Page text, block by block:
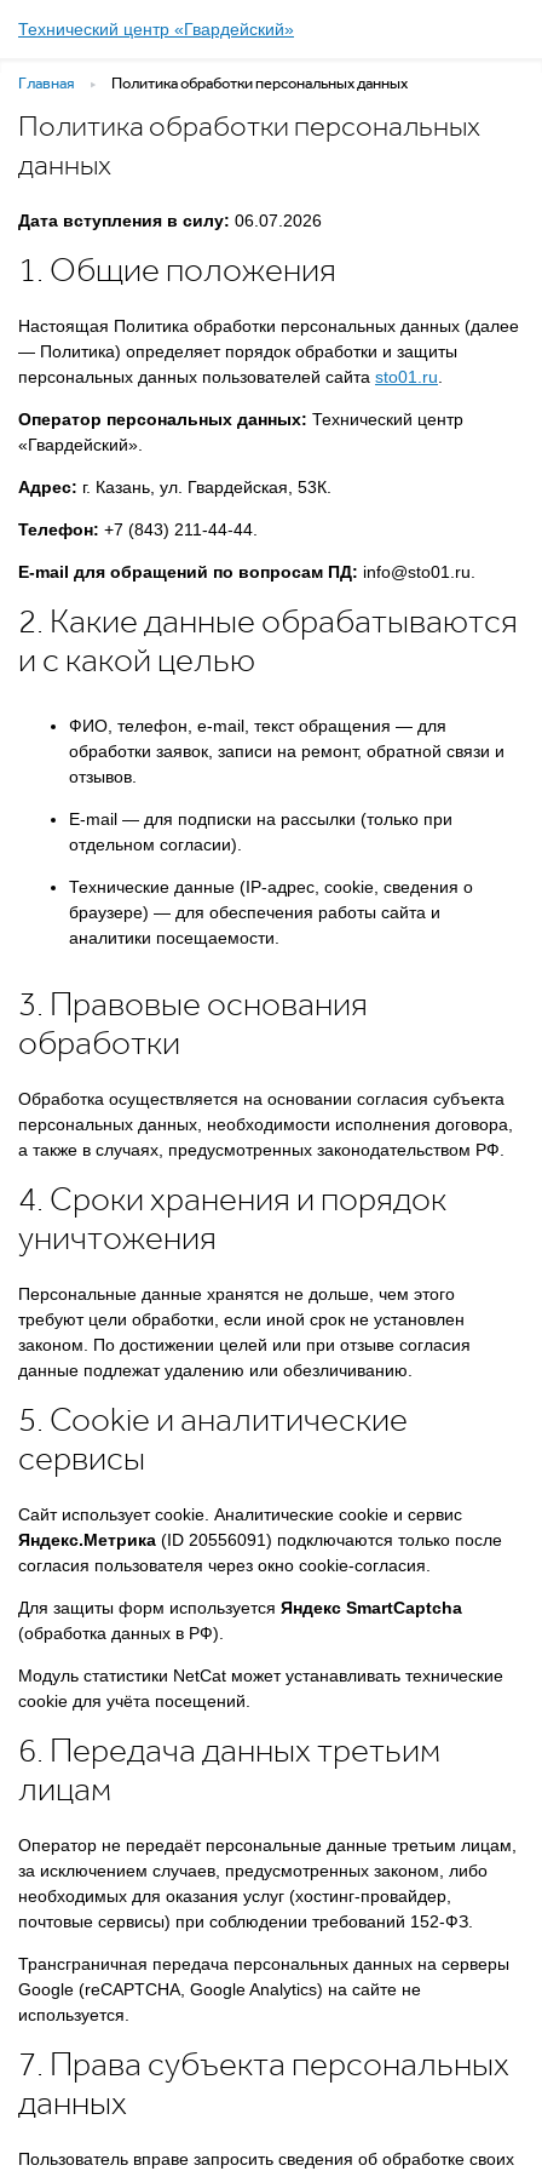
Технический центр «Гвардейский»
Главная Политика обработки персональных данных
Политика обработки персональных
данных
Дата вступления в силу: 06.07.2026
1. Общие положения
Настоящая Политика обработки персональных данных (далее
— Политика) определяет порядок обработки и защиты
персональных данных пользователей сайта sto01.ru.
Оператор персональных данных: Технический центр
«Гвардейский».
Адрес: г. Казань, ул. Гвардейская, 53К.
Телефон: +7 (843) 211-44-44.
E-mail для обращений по вопросам ПД: info@sto01.ru.
2. Какие данные обрабатываются
и с какой целью
ФИО, телефон, e-mail, текст обращения — для
обработки заявок, записи на ремонт, обратной связи и
отзывов.
E-mail — для подписки на рассылки (только при
отдельном согласии).
Технические данные (IP-адрес, cookie, сведения о
браузере) — для обеспечения работы сайта и
аналитики посещаемости.
3. Правовые основания
обработки
Обработка осуществляется на основании согласия субъекта
персональных данных, необходимости исполнения договора,
а также в случаях, предусмотренных законодательством РФ.
4. Сроки хранения и порядок
уничтожения
Персональные данные хранятся не дольше, чем этого
требуют цели обработки, если иной срок не установлен
законом. По достижении целей или при отзыве согласия
данные подлежат удалению или обезличиванию.
5. Cookie и аналитические
сервисы
Сайт использует cookie. Аналитические cookie и сервис
Яндекс.Метрика (ID 20556091) подключаются только после
согласия пользователя через окно cookie-согласия.
Для защиты форм используется Яндекс SmartCaptcha
(обработка данных в РФ).
Модуль статистики NetCat может устанавливать технические
cookie для учёта посещений.
6. Передача данных третьим
лицам
Оператор не передаёт персональные данные третьим лицам,
за исключением случаев, предусмотренных законом, либо
необходимых для оказания услуг (хостинг-провайдер,
почтовые сервисы) при соблюдении требований 152-ФЗ.
Трансграничная передача персональных данных на серверы
Google (reCAPTCHA, Google Analytics) на сайте не
используется.
7. Права субъекта персональных
данных
Пользователь вправе запросить сведения об обработке своих